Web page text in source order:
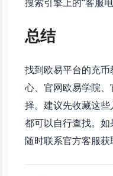
总结
找到欧易平台的充
心、官网欧易学院
择。建议先收藏这
都可以自行查找。如
随时联系官方客服获